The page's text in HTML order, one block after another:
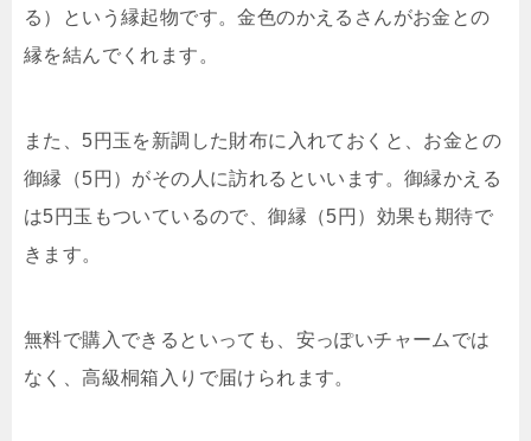
る）という縁起物です。金色のかえるさんがお金との
縁を結んでくれます。
また、5円玉を新調した財布に入れておくと、お金との
御縁（5円）がその人に訪れるといいます。御縁かえる
は5円玉もついているので、御縁（5円）効果も期待で
きます。
無料で購入できるといっても、安っぽいチャームでは
なく、高級桐箱入りで届けられます。